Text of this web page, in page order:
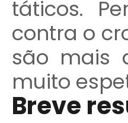
táticos.
contra o
são mais
muito
Breve